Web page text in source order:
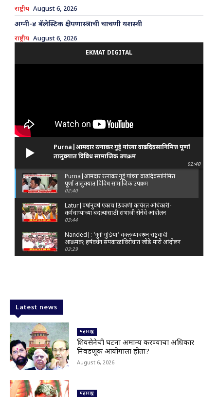
राष्ट्रीय August 6, 2026
अग्नी-४ बॅलेस्टिक क्षेपणास्त्राची चाचणी यशस्वी
राष्ट्रीय August 6, 2026
EKMAT DIGITAL
Purna|आमदार रत्नाकर गुट्टे यांच्या वाढदिवसानिमित्त पूर्णा
तालुक्यात विविध सामाजिक उपक्रम
02:40
Purna|आमदार रत्नाकर गुट्टे यांच्या वाढदिवसानिमित्त
पूर्णा तालुक्यात विविध सामाजिक उपक्रम
02:40
Latur|वर्षानुवर्षे एकाच ठिकाणी कार्यरत अधिकारी-
कर्मचाऱ्यांच्या बदल्यांसाठी संभाजी सेनेचे आंदोलन
03:44
Nanded|: 'गुंगी गुडिया' वक्तव्यावरून राष्ट्रवादी
आक्रमक; हर्षवर्धन सपकाळांविरोधात जोडे मारो आंदोलन
03:29
Latur|नांदेड–बिदर महामार्गावरील सिमेंट रस्त्याला मोठ्या
भेगा; अपघाताचा धोका
00:59
Latur|शिवराज पाटील चाकूरकर यांच्या भव्य स्मारकाची
तयारी; चार दिवसांत मोठा निर्णय!
03:22
Nanded|धर्मेंद्र प्रधानांच्या राजीनाम्यावर राकेश टिकैतांचे
मोठे वक्तव्य..
01:30
Latest news
महाराष्ट्र
शिवसेनेची घटना अमान्य करण्याचा अधिकार
निवडणूक आयोगाला होता?
August 6, 2026
महाराष्ट्र